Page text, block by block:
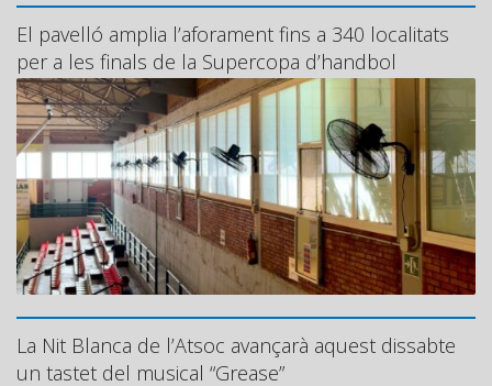
El pavelló amplia l’aforament fins a 340 localitats
per a les finals de la Supercopa d’handbol
La Nit Blanca de l’Atsoc avançarà aquest dissabte
un tastet del musical “Grease”